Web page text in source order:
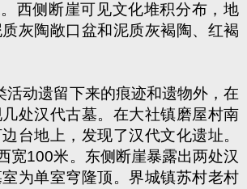
西侧断崖可见文化堆积分布，地
灰陶敞口盆和泥质灰褐陶、红褐
活动遗留下来的痕迹和遗物外，在
处汉代古墓。在大社镇磨屋村南
台地上，发现了汉代文化遗址。
宽100米。东侧断崖暴露出两处汉
为单室穹隆顶。界城镇苏村老村